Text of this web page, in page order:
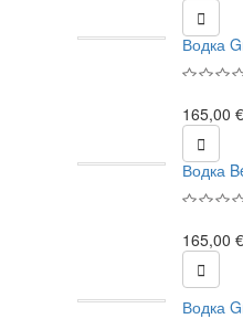

Водка
165,00 €

Водка
165,00 €

Водка